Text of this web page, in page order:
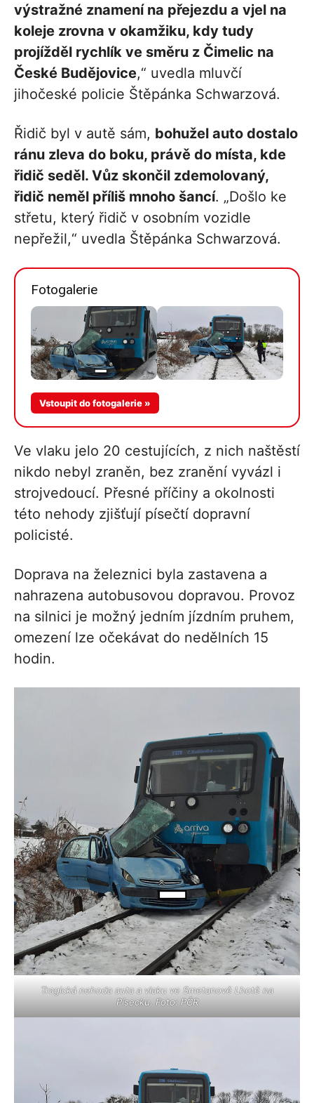
výstražné znamení na přejezdu a vjel na
koleje zrovna v okamžiku, kdy tudy
projížděl rychlík ve směru z Čimelic na
České Budějovice,“ uvedla mluvčí
jihočeské policie Štěpánka Schwarzová.
Řidič byl v autě sám, bohužel auto dostalo
ránu zleva do boku, právě do místa, kde
řidič seděl. Vůz skončil zdemolovaný,
řidič neměl příliš mnoho šancí. „Došlo ke
střetu, který řidič v osobním vozidle
nepřežil,“ uvedla Štěpánka Schwarzová.
Fotogalerie
Vstoupit do fotogalerie »
Ve vlaku jelo 20 cestujících, z nich naštěstí
nikdo nebyl zraněn, bez zranění vyvázl i
strojvedoucí. Přesné příčiny a okolnosti
této nehody zjišťují písečtí dopravní
policisté.
Doprava na železnici byla zastavena a
nahrazena autobusovou dopravou. Provoz
na silnici je možný jedním jízdním pruhem,
omezení lze očekávat do nedělních 15
hodin.
Tragická nehoda auta a vlaku ve Smetanově Lhotě na
Písecku. Foto: PČR